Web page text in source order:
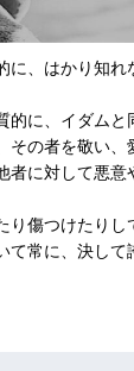
に、はかり知れ
に、イダムと
の者を敬い、
に対して悪意
傷つけたりし
常に、決して